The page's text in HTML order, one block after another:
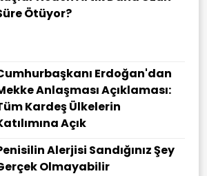
Ötüyor?
Erdoğan'dan
Anlaşması Açıklaması:
Kardeş Ülkelerin
Açık
Alerjisi Sandığınız Şey
Olmayabilir